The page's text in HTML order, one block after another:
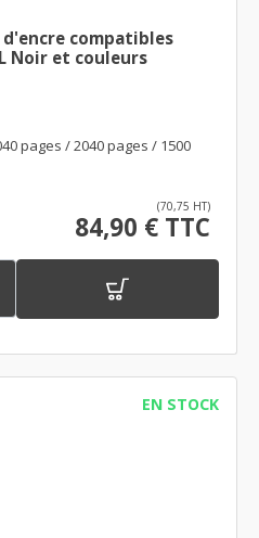
d'encre compatibles
Noir et couleurs
pages / 2040 pages / 1500
(70,75 HT)
84,90 € TTC
EN STOCK